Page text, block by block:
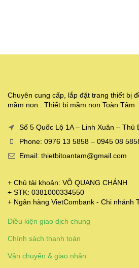
Chuyên cung cấp, lắp đặt trang thiết bị
mầm non : Thiết bị mầm non Toàn Tâm
Số 5 Quốc Lộ 1A – Linh Xuân – Thủ
Phone: 0976 13 5858 – 0945 08
Email: thietbitoantam@gmail.com
+ Chủ tài khoản: VÕ QUANG CHÁNH
+ STK: 0381000334550
+ Ngân hàng VietCombank - Chi nhánh
Điều kiện giao dịch chung
Chính sách thanh toán
Vận chuyển & giao nhận